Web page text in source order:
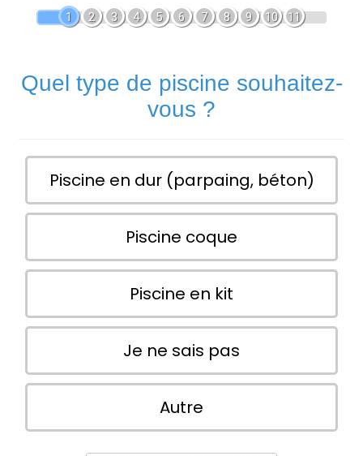
1 2 3 4 5 6 7 8 9 10 11
Quel type de piscine souhaitez-
vous ?
Piscine en dur (parpaing, béton)
Piscine coque
Piscine en kit
Je ne sais pas
Autre